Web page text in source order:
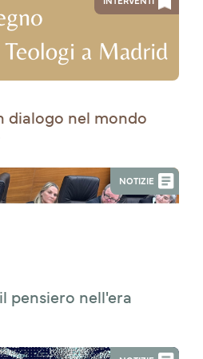
dialogo nel mondo
NOTIZIE
pensiero nell'era